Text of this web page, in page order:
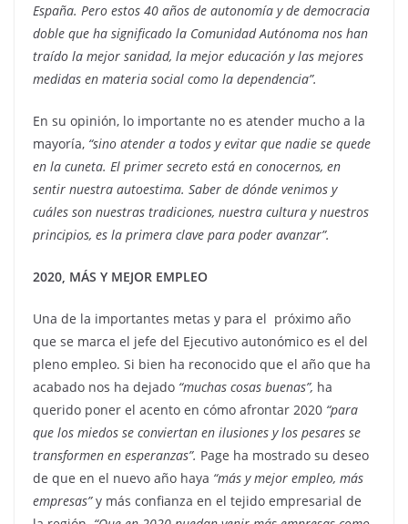
España. Pero estos 40 años de autonomía y de democracia
doble que ha significado la Comunidad Autónoma nos han
traído la mejor sanidad, la mejor educación y las mejores
medidas en materia social como la dependencia”.
En su opinión, lo importante no es atender mucho a la
mayoría, “sino atender a todos y evitar que nadie se quede
en la cuneta. El primer secreto está en conocernos, en
sentir nuestra autoestima. Saber de dónde venimos y
cuáles son nuestras tradiciones, nuestra cultura y nuestros
principios, es la primera clave para poder avanzar”.
2020, MÁS Y MEJOR EMPLEO
Una de la importantes metas y para el próximo año
que se marca el jefe del Ejecutivo autonómico es el del
pleno empleo. Si bien ha reconocido que el año que ha
acabado nos ha dejado “muchas cosas buenas”, ha
querido poner el acento en cómo afrontar 2020 “para
que los miedos se conviertan en ilusiones y los pesares se
transformen en esperanzas”. Page ha mostrado su deseo
de que en el nuevo año haya “más y mejor empleo, más
empresas”y más confianza en el tejido empresarial de